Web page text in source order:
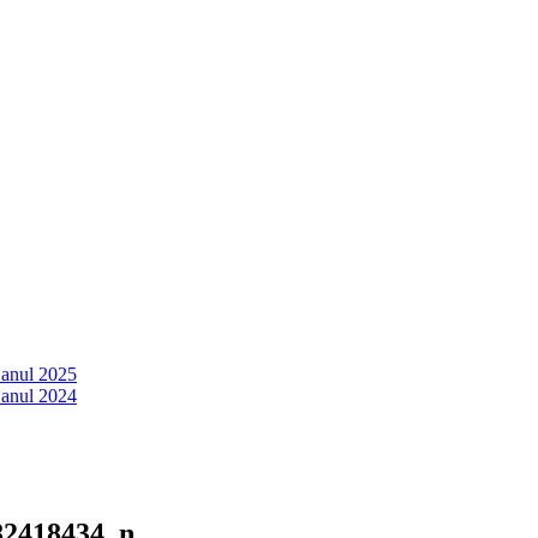
2025
2024